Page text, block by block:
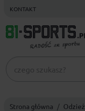
KONTAKT
Strona główna Odzież